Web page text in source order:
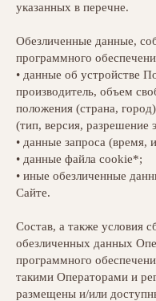
указанных в перечне.
Обезличенные данные,
программного
• данные об устройстве
производитель, объем
положения (страна,
(тип, версия, разрешение
• данные запроса (время,
• данные файла cookie*;
• иные обезличенные
Сайте.
Состав, а также условия
обезличенных данных
программного
такими Операторами и
размещены и/или